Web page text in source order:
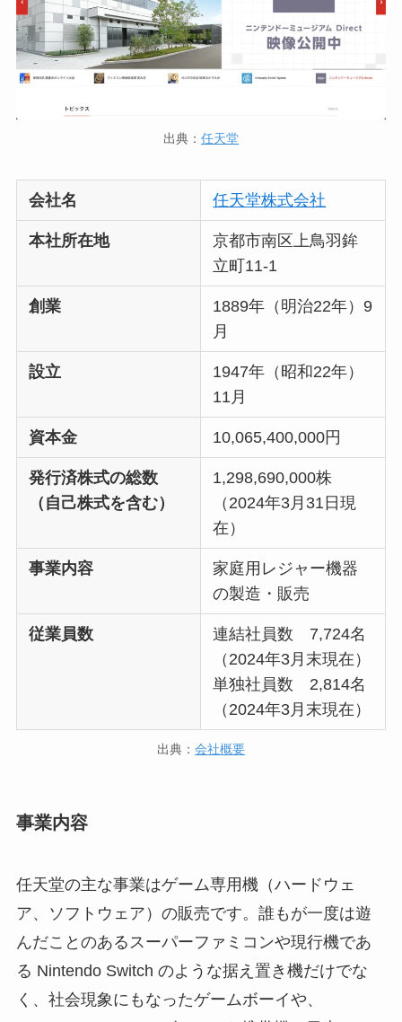
出典： 任天堂
会社名 任天堂株式会社
本社所在地
京都市南区上鳥羽鉾
立町11-1
創業
1889年（明治22年）9
月
設立
1947年（昭和22年）
11月
資本金 10,065,400,000円
発行済株式の総数
（自己株式を含む）
1,298,690,000株
（2024年3月31日現
在）
事業内容
家庭用レジャー機器
の製造・販売
従業員数
連結社員数 7,724名
（2024年3月末現在）
単独社員数 2,814名
（2024年3月末現在）
出典： 会社概要
事業内容
任天堂の主な事業はゲーム専用機（ハードウェ
ア、ソフトウェア）の販売です。誰もが一度は遊
んだことのあるスーパーファミコンや現行機であ
る Nintendo Switch のような据え置き機だけでな
く、社会現象にもなったゲームボーイや、